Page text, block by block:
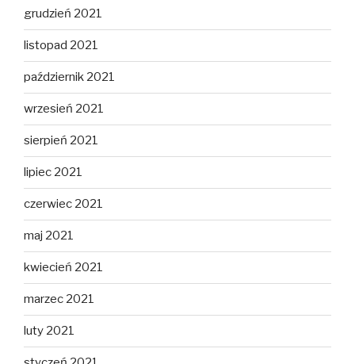
grudzień 2021
listopad 2021
październik 2021
wrzesień 2021
sierpień 2021
lipiec 2021
czerwiec 2021
maj 2021
kwiecień 2021
marzec 2021
luty 2021